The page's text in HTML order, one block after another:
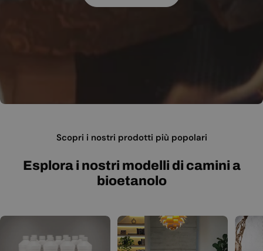
Scopri i nostri prodotti più popolari
Esplora i nostri modelli di camini a
bioetanolo